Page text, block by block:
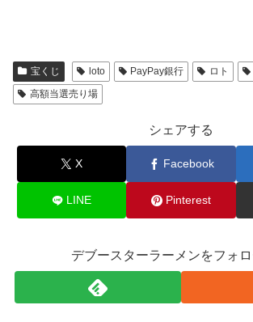
宝くじ loto PayPay銀行 ロト
高額当選売り場
シェアする
X Facebook
LINE Pinterest
デブースターラーメンをフォ